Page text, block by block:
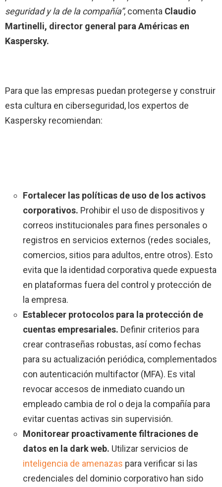
seguridad y la de la compañía”, comenta Claudio
Martinelli, director general para Américas en
Kaspersky.
Para que las empresas puedan protegerse y construir
esta cultura en ciberseguridad, los expertos de
Kaspersky recomiendan:
Fortalecer las políticas de uso de los activos
corporativos. Prohibir el uso de dispositivos y
correos institucionales para fines personales o
registros en servicios externos (redes sociales,
comercios, sitios para adultos, entre otros). Esto
evita que la identidad corporativa quede expuesta
en plataformas fuera del control y protección de
la empresa.
Establecer protocolos para la protección de
cuentas empresariales. Definir criterios para
crear contraseñas robustas, así como fechas
para su actualización periódica, complementados
con autenticación multifactor (MFA). Es vital
revocar accesos de inmediato cuando un
empleado cambia de rol o deja la compañía para
evitar cuentas activas sin supervisión.
Monitorear proactivamente filtraciones de
datos en la dark web. Utilizar servicios de
inteligencia de amenazas para verificar si las
credenciales del dominio corporativo han sido